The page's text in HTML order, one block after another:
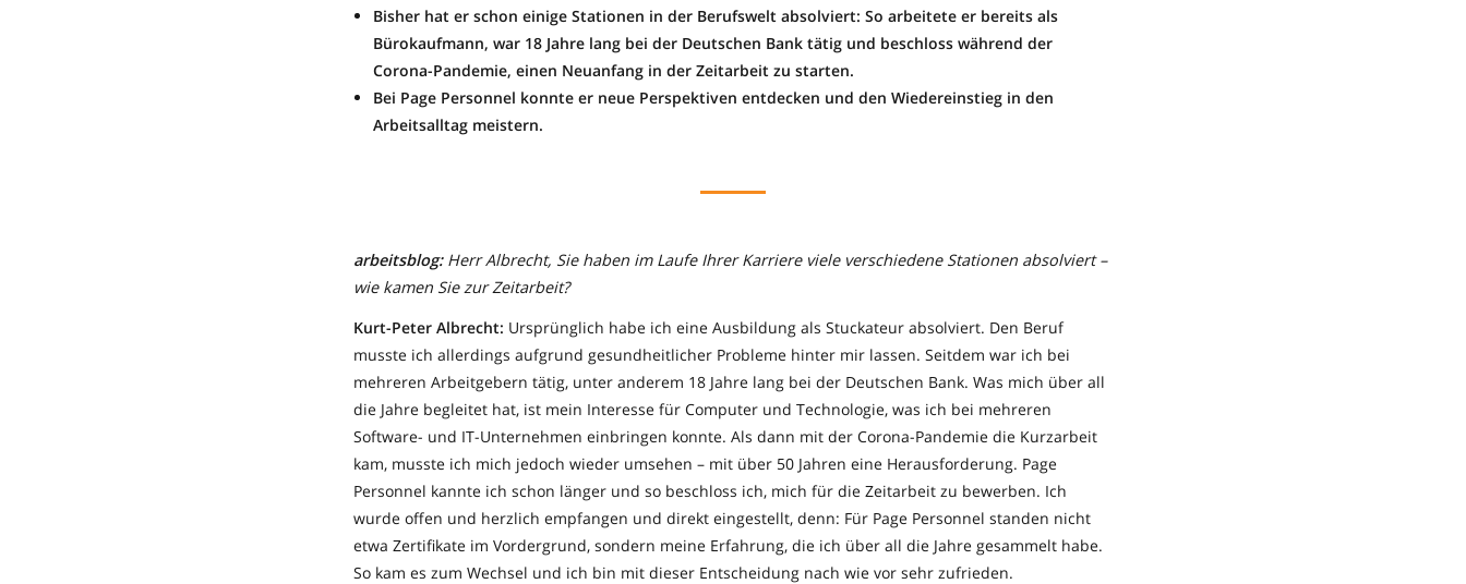
Bisher hat er schon einige Stationen in der Berufswelt absolviert: So arbeitete er bereits als
Bürokaufmann, war 18 Jahre lang bei der Deutschen Bank tätig und beschloss während der
Corona-Pandemie, einen Neuanfang in der Zeitarbeit zu starten.
Bei Page Personnel konnte er neue Perspektiven entdecken und den Wiedereinstieg in den
Arbeitsalltag meistern.
arbeitsblog: Herr Albrecht, Sie haben im Laufe Ihrer Karriere viele verschiedene Stationen absolviert –
wie kamen Sie zur Zeitarbeit?
Kurt-Peter Albrecht: Ursprünglich habe ich eine Ausbildung als Stuckateur absolviert. Den Beruf
musste ich allerdings aufgrund gesundheitlicher Probleme hinter mir lassen. Seitdem war ich bei
mehreren Arbeitgebern tätig, unter anderem 18 Jahre lang bei der Deutschen Bank. Was mich über all
die Jahre begleitet hat, ist mein Interesse für Computer und Technologie, was ich bei mehreren
Software- und IT-Unternehmen einbringen konnte. Als dann mit der Corona-Pandemie die Kurzarbeit
kam, musste ich mich jedoch wieder umsehen – mit über 50 Jahren eine Herausforderung. Page
Personnel kannte ich schon länger und so beschloss ich, mich für die Zeitarbeit zu bewerben. Ich
wurde offen und herzlich empfangen und direkt eingestellt, denn: Für Page Personnel standen nicht
etwa Zertifikate im Vordergrund, sondern meine Erfahrung, die ich über all die Jahre gesammelt habe.
So kam es zum Wechsel und ich bin mit dieser Entscheidung nach wie vor sehr zufrieden.